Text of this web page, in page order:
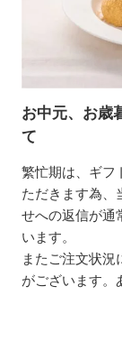
お中元、お歳
て
繁忙期は、ギフ
ただきます為、
せへの返信が通
います。
またご注文状況
がございます。